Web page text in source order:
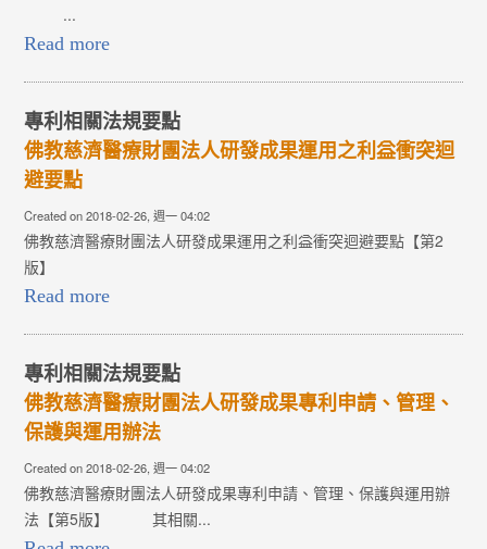
...
Read more
專利相關法規要點
佛教慈濟醫療財團法人研發成果運用之利益衝突迴
避要點
Created on 2018-02-26, 週一 04:02
佛教慈濟醫療財團法人研發成果運用之利益衝突迴避要點【第2
版】
Read more
專利相關法規要點
佛教慈濟醫療財團法人研發成果專利申請、管理、
保護與運用辦法
Created on 2018-02-26, 週一 04:02
佛教慈濟醫療財團法人研發成果專利申請、管理、保護與運用辦
法【第5版】 其相關...